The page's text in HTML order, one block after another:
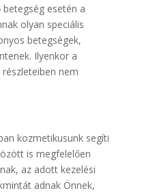
esetén a
olyan speciális
betegségek,
Ilyenkor a
nem
kozmetikusunk segíti
is megfelelően
az adott kezelési
adnak Önnek,